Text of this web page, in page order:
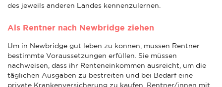
des jeweils anderen Landes kennenzulernen.
Als Rentner nach Newbridge ziehen
Um in Newbridge gut leben zu können, müssen Rentner
bestimmte Voraussetzungen erfüllen. Sie müssen
nachweisen, dass ihr Renteneinkommen ausreicht, um die
täglichen Ausgaben zu bestreiten und bei Bedarf eine
private Krankenversicherung zu kaufen. Rentner/innen mit